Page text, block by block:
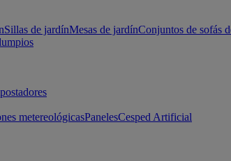
Sillas de jardínMesas de jardínConjuntos de sofás
metereológicasPanelesCesped Artificial